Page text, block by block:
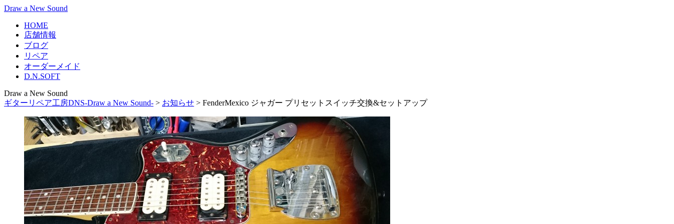
Draw a New Sound
HOME
店舗情報
ブログ
リペア
オーダーメイド
D.N.SOFT
Draw a New Sound
ギターリペア工房DNS-Draw a New Sound- > お知らせ > FenderMexico ジャガー プリセットスイッチ交換&セットアップ